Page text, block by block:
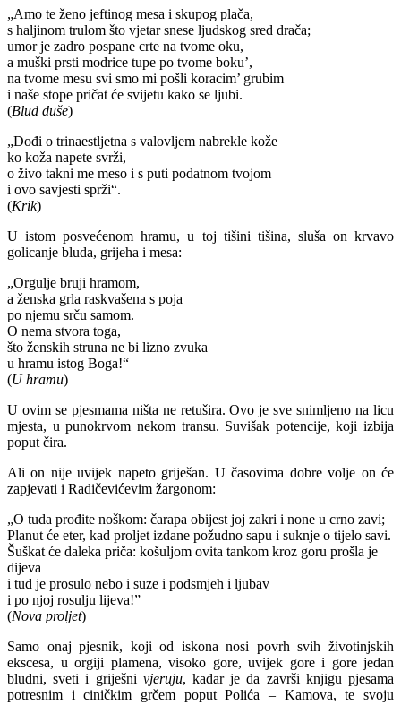
„Amo te ženo jeftinog mesa i skupog plača,
s haljinom trulom što vjetar snese ljudskog sred drača;
umor je zadro pospane crte na tvome oku,
a muški prsti modrice tupe po tvome boku’,
na tvome mesu svi smo mi pošli koracim’ grubim
i naše stope pričat će svijetu kako se ljubi.
(Blud duše)
„Dođi o trinaestljetna s valovljem nabrekle kože
ko koža napete svrži,
o živo takni me meso i s puti podatnom tvojom
i ovo savjesti sprži“.
(Krik)
U istom posvećenom hramu, u toj tišini tišina, sluša on krvavo
golicanje bluda, grijeha i mesa:
„Orgulje bruji hramom,
a ženska grla raskvašena s poja
po njemu srču samom.
O nema stvora toga,
što ženskih struna ne bi lizno zvuka
u hramu istog Boga!“
(U hramu)
U ovim se pjesmama ništa ne retušira. Ovo je sve snimljeno na licu
mjesta, u punokrvom nekom transu. Suvišak potencije, koji izbija
poput čira.
Ali on nije uvijek napeto griješan. U časovima dobre volje on će
zapjevati i Radičevićevim žargonom:
„O tuda prođite noškom: čarapa obijest joj zakri i none u crno zavi;
Planut će eter, kad proljet izdane požudno sapu i suknje o tijelo savi.
Šuškat će daleka priča: košuljom ovita tankom kroz goru prošla je
dijeva
i tud je prosulo nebo i suze i podsmjeh i ljubav
i po njoj rosulju lijeva!”
(Nova proljet)
Samo onaj pjesnik, koji od iskona nosi povrh svih životinjskih
ekscesa, u orgiji plamena, visoko gore, uvijek gore i gore jedan
bludni, sveti i griješni vjeruju, kadar je da završi knjigu pjesama
potresnim i ciničkim grčem poput Polića – Kamova, te svoju